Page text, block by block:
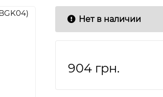
Нет в наличии
904 грн.